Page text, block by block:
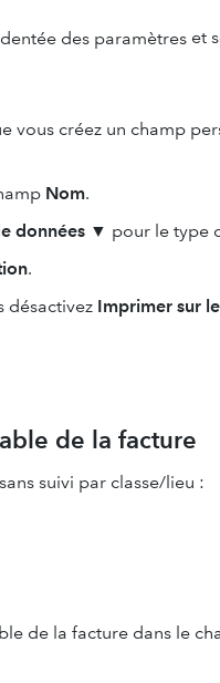
et
vous créez un champ
Nom.
données ▼ pour le type
.
désactivez Imprimer sur
de la facture
suivi par classe/lieu :
de la facture dans le